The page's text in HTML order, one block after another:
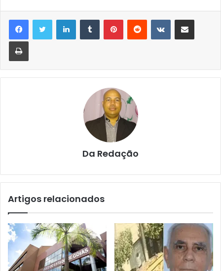
LinkedinTumblr PinterestReddit VK Compartilhar via e-mail
Imprimir
Da Redação
Artigos relacionados